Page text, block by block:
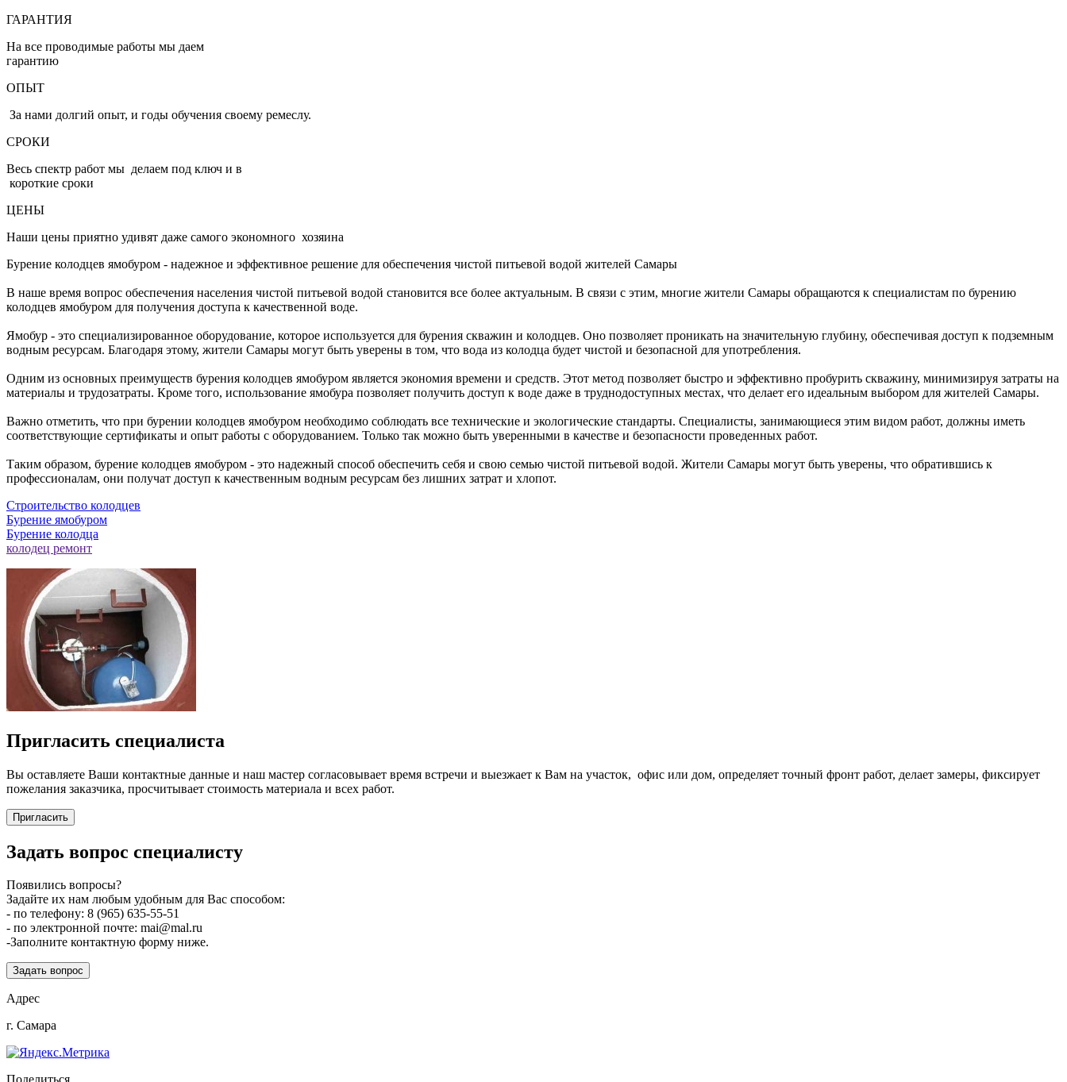
ГАРАНТИЯ
На все проводимые работы мы даем
гарантию
ОПЫТ
За нами долгий опыт, и годы обучения своему ремеслу.
СРОКИ
Весь спектр работ мы делаем под ключ и в
короткие сроки
ЦЕНЫ
Наши цены приятно удивят даже самого экономного хозяина
Бурение колодцев ямобуром - надежное и эффективное решение для обеспечения чистой питьевой водой жителей Самары
В наше время вопрос обеспечения населения чистой питьевой водой становится все более актуальным. В связи с этим, многие жители Самары обращаются к специалистам по бурению
колодцев ямобуром для получения доступа к качественной воде.
Ямобур - это специализированное оборудование, которое используется для бурения скважин и колодцев. Оно позволяет проникать на значительную глубину, обеспечивая доступ к подземным
водным ресурсам. Благодаря этому, жители Самары могут быть уверены в том, что вода из колодца будет чистой и безопасной для употребления.
Одним из основных преимуществ бурения колодцев ямобуром является экономия времени и средств. Этот метод позволяет быстро и эффективно пробурить скважину, минимизируя затраты на
материалы и трудозатраты. Кроме того, использование ямобура позволяет получить доступ к воде даже в труднодоступных местах, что делает его идеальным выбором для жителей Самары.
Важно отметить, что при бурении колодцев ямобуром необходимо соблюдать все технические и экологические стандарты. Специалисты, занимающиеся этим видом работ, должны иметь
соответствующие сертификаты и опыт работы с оборудованием. Только так можно быть уверенными в качестве и безопасности проведенных работ.
Таким образом, бурение колодцев ямобуром - это надежный способ обеспечить себя и свою семью чистой питьевой водой. Жители Самары могут быть уверены, что обратившись к
профессионалам, они получат доступ к качественным водным ресурсам без лишних затрат и хлопот.
Строительство колодцев
Бурение ямобуром
Бурение колодца
колодец ремонт
Пригласить специалиста
Вы оставляете Ваши контактные данные и наш мастер согласовывает время встречи и выезжает к Вам на участок, офис или дом, определяет точный фронт работ, делает замеры, фиксирует
пожелания заказчика, просчитывает стоимость материала и всех работ.
Пригласить
Задать вопрос специалисту
Появились вопросы?
Задайте их нам любым удобным для Вас способом:
- по телефону: 8 (965) 635-55-51
- по электронной почте: mai@mal.ru
-Заполните контактную форму ниже.
Задать вопрос
Адрес
г. Самара